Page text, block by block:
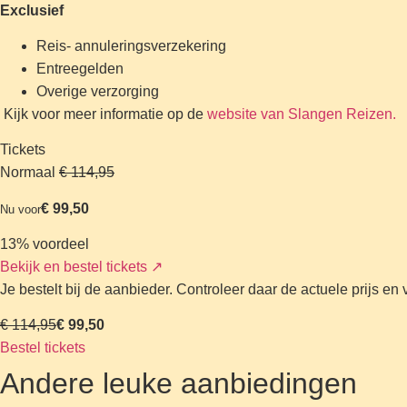
Exclusief
Reis- annuleringsverzekering
Entreegelden
Overige verzorging
Kijk voor meer informatie op de website van Slangen Reizen.
Tickets
Normaal € 114,95
Nu voor€ 99,50
13% voordeel
Bekijk en bestel tickets ↗
Je bestelt bij de aanbieder. Controleer daar de actuele prijs en
€ 114,95€ 99,50
Bestel tickets
Andere leuke aanbiedingen